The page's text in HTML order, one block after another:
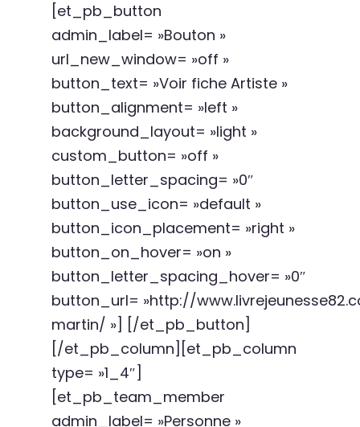
[et_pb_button
admin_label= »Bouton »
url_new_window= »off »
button_text= »Voir fiche Artiste »
button_alignment= »left »
background_layout= »light »
custom_button= »off »
button_letter_spacing= »0″
button_use_icon= »default »
button_icon_placement= »right »
button_on_hover= »on »
button_letter_spacing_hover= »0″
button_url= »http://
martin/ »] [/et_pb_button]
[/et_pb_column][et_pb_column
type= »1_4″]
[et_pb_team_member
admin_label= »Personne »